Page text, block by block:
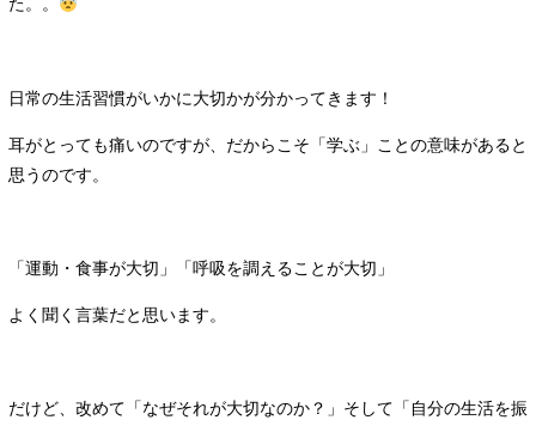
た。。
日常の生活習慣がいかに大切かが分かってきます！
耳がとっても痛いのですが、だからこそ「学ぶ」ことの意味があると
思うのです。
「運動・食事が大切」「呼吸を調えることが大切」
よく聞く言葉だと思います。
だけど、改めて「なぜそれが大切なのか？」そして「自分の生活を振